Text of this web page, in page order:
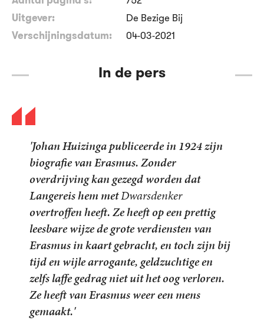
Uitgever:
De Bezige Bij
Verschijningsdatum:
04-03-2021
In de pers
'Johan Huizinga publiceerde in 1924 zijn
biografie van Erasmus. Zonder
overdrijving kan gezegd worden dat
Langereis hem metDwarsdenker
overtroffen heeft. Ze heeft op een prettig
leesbare wijze de grote verdiensten van
Erasmus in kaart gebracht, en toch zijn bij
tijd en wijle arrogante, geldzuchtige en
zelfs laffe gedrag niet uit het oog verloren.
Ze heeft van Erasmus weer een mens
gemaakt.'